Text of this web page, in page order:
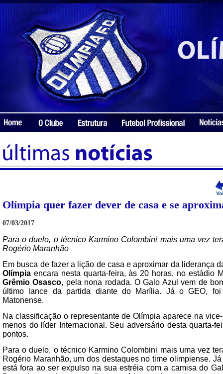
Olímpia quer fazer dever de casa e se
07/03/2017
Para o duelo, o técnico Karmino Colombini mais uma vez
Rogério Maranhão
Em busca de fazer a lição de casa e aproximar da liderança
Olímpia encara nesta quarta-feira, às 20 horas, no estádio
Grêmio Osasco, pela nona rodada. O Galo Azul vem de
último lance da partida diante do Marília. Já o GEO,
Matonense.
Na classificação o representante de Olímpia aparece na
menos do líder Internacional. Seu adversário desta quarta-
pontos.
Para o duelo, o técnico Karmino Colombini mais uma vez
Rogério Maranhão, um dos destaques no time olimpiense.
está fora ao ser expulso na sua estréia com a camisa do